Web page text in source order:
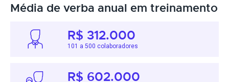
Média de verba anual em treinamento
R$ 312.000
101 a 500 colaboradores
R$ 602.000